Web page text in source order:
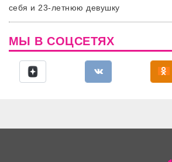
себя и 23-летнюю девушку
МЫ В СОЦСЕТЯХ